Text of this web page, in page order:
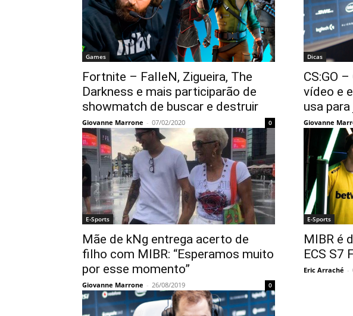
Games
Fortnite – FalleN, Zigueira, The
Darkness e mais participarão de
showmatch de buscar e destruir
Giovanne Marrone - 07/02/2020 0
Dicas
CS:GO
vídeo e
usa
Giovanne
E-Sports
Mãe de kNg entrega acerto de
filho com MIBR: “Esperamos muito
por esse momento”
Giovanne Marrone - 26/08/2019 0
E-Sports
MIBR é
ECS S7
Eric Arraché -